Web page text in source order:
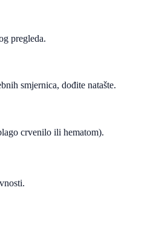
pregleda.
smjernica, dođite natašte.
crvenilo ili hematom).